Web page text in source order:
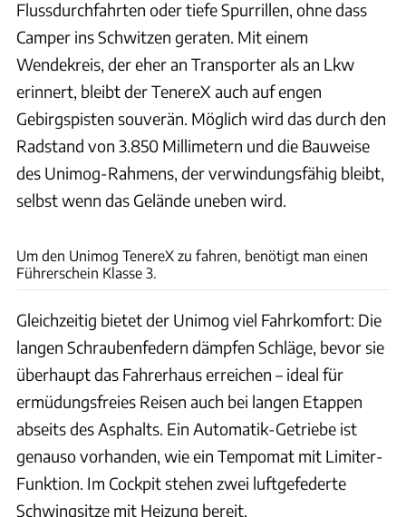
Flussdurchfahrten oder tiefe Spurrillen, ohne dass
Camper ins Schwitzen geraten. Mit einem
Wendekreis, der eher an Transporter als an Lkw
erinnert, bleibt der TenereX auch auf engen
Gebirgspisten souverän. Möglich wird das durch den
Radstand von 3.850 Millimetern und die Bauweise
des Unimog-Rahmens, der verwindungsfähig bleibt,
selbst wenn das Gelände uneben wird.
Um den Unimog TenereX zu fahren, benötigt man einen
Führerschein Klasse 3.
Gleichzeitig bietet der Unimog viel Fahrkomfort: Die
langen Schraubenfedern dämpfen Schläge, bevor sie
überhaupt das Fahrerhaus erreichen – ideal für
ermüdungsfreies Reisen auch bei langen Etappen
abseits des Asphalts. Ein Automatik-Getriebe ist
genauso vorhanden, wie ein Tempomat mit Limiter-
Funktion. Im Cockpit stehen zwei luftgefederte
Schwingsitze mit Heizung bereit.